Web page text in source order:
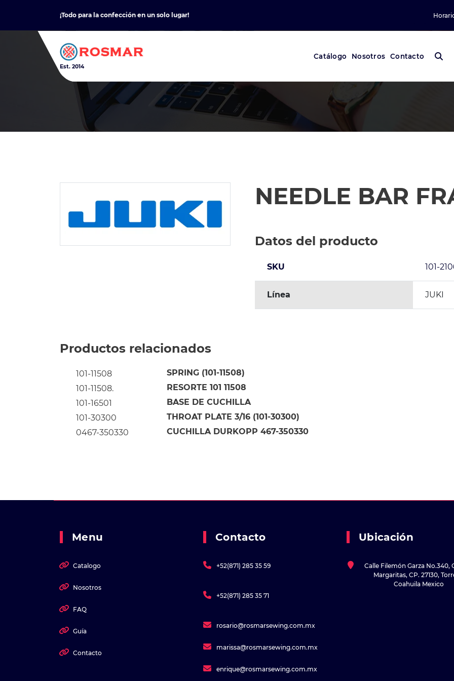
content
¡Todo para la confección en un solo lugar!
Est. 2014
Catálogo Nosotros Contacto
NEEDLE BAR
Datos del producto
SKU 101-
Línea JUKI
Productos relacionados
101-11508 SPRING (101-11508)
101-11508.
RESORTE 101 11508
101-16501
BASE DE CUCHILLA
101-30300
THROAT PLATE 3/16 (101-30300)
0467-350330
CUCHILLA DURKOPP 467-350330
Menu
Catalogo
Nosotros
FAQ
Guía
Contacto
Contacto
+52(871) 285 35 59
+52(871) 285 35 71
rosario@rosmarsewing.com.mx
marissa@rosmarsewing.com.mx
enrique@rosmarsewing.com.mx
Ubicación
Calle Filemón Garza No.340,
Margaritas, CP. 27130,
Coahuila Mexico